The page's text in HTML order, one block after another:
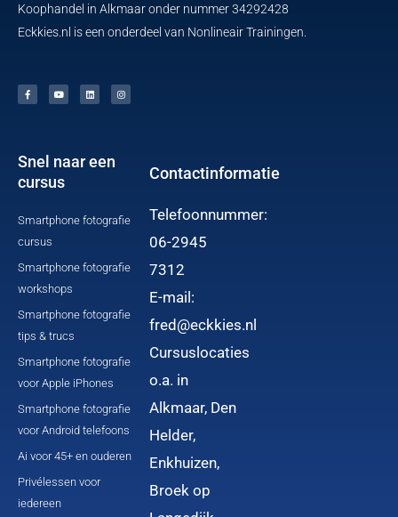
Koophandel in Alkmaar onder nummer 34292428
Eckkies.nl is een onderdeel van Nonlineair Trainingen.
c
e
b
u
t
u
n
k
e
s
t
a
Snel naar een
cursus
Smartphone fotografie
cursus
Smartphone fotografie
workshops
Smartphone fotografie
tips & trucs
Smartphone fotografie
voor Apple iPhones
Smartphone fotografie
voor Android telefoons
Ai voor 45+ en ouderen
Privélessen voor
iedereen
Contactinformatie
Telefoonnummer:
06-2945
7312
E-mail:
fred@eckkies.nl
Cursuslocaties
o.a. in
Alkmaar, Den
Helder,
Enkhuizen,
Broek op